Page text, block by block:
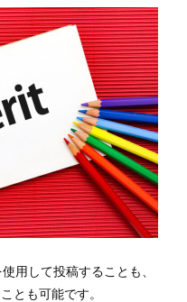
用して投稿することも、
とも可能です。